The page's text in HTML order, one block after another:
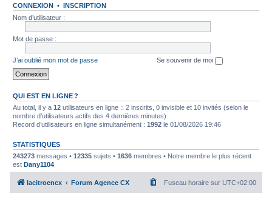
CONNEXION •INSCRIPTION
Nom d’utilisateur :
Mot de passe :
J’ai oublié mon mot de passe Se souvenir de moi
QUI EST EN LIGNE ?
Au total, il y a12 utilisateurs en ligne :: 2 inscrits, 0 invisible et 10 invités (selon le
nombre d’utilisateurs actifs des 4 dernières minutes)
Record d’utilisateurs en ligne simultanément :1992 le 01/08/2026 19:46
STATISTIQUES
243273 messages •12335 sujets •1636 membres • Notre membre le plus récent
estDany1104
lacitroencx Forum Agence CX Fuseau horaire sur UTC+02:00